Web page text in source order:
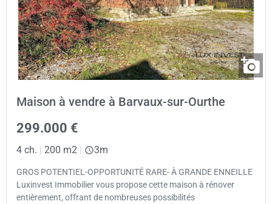
Maison à vendre à Barvaux-sur-Ourthe
299.000 €
4 ch. | 200 m2 | 3m
GROS POTENTIEL-OPPORTUNITÉ RARE- À GRANDE ENNEILLE
Luxinvest Immobilier vous propose cette maison à rénover
entièrement, offrant de nombreuses possibilités